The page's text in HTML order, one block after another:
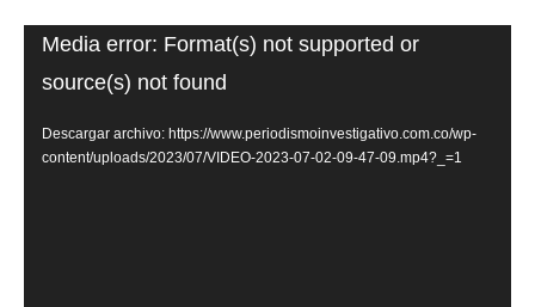
Reproductor
de
Media error: Format(s) not supported or
source(s) not found
Descargar archivo: https://www.periodismoinvestigativo.com.co/wp-
content/uploads/2023/07/VIDEO-2023-07-02-09-47-09.mp4?_=1